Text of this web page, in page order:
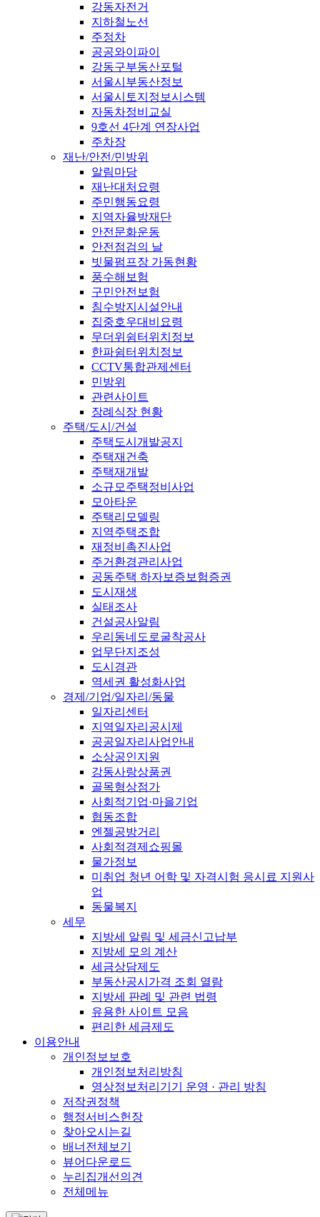
강동자전거
지하철노선
주정차
공공와이파이
강동구부동산포털
서울시부동산정보
서울시토지정보시스템
자동차정비교실
9호선 4단계 연장사업
주차장
재난/안전/민방위
알림마당
재난대처요령
주민행동요령
지역자율방재단
안전문화운동
안전점검의 날
빗물펌프장 가동현황
풍수해보험
구민안전보험
침수방지시설안내
집중호우대비요령
무더위쉼터위치정보
한파쉼터위치정보
CCTV통합관제센터
민방위
관련사이트
장례식장 현황
주택/도시/건설
주택도시개발공지
주택재건축
주택재개발
소규모주택정비사업
모아타운
주택리모델링
지역주택조합
재정비촉진사업
주거환경관리사업
공동주택 하자보증보험증권
도시재생
실태조사
건설공사알림
우리동네도로굴착공사
업무단지조성
도시경관
역세권 활성화사업
경제/기업/일자리/동물
일자리센터
지역일자리공시제
공공일자리사업안내
소상공인지원
강동사랑상품권
골목형상점가
사회적기업·마을기업
협동조합
엔젤공방거리
사회적경제쇼핑몰
물가정보
미취업 청년 어학 및 자격시험 응시료 지원사
업
동물복지
세무
지방세 알림 및 세금신고납부
지방세 모의 계산
세금상담제도
부동산공시가격 조회 열람
지방세 판례 및 관련 법령
유용한 사이트 모음
편리한 세금제도
이용안내
개인정보보호
개인정보처리방침
영상정보처리기기 운영 · 관리 방침
저작권정책
행정서비스헌장
찾아오시는길
배너전체보기
뷰어다운로드
누리집개선의견
전체메뉴